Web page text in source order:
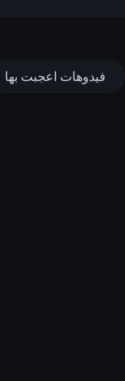
فيدوهات اعجبت بها